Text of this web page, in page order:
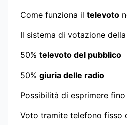
Come funziona il televoto
Il sistema di votazione
50% televoto del pubblico
50% giuria delle radio
Possibilità di esprimere
Voto tramite telefono fisso